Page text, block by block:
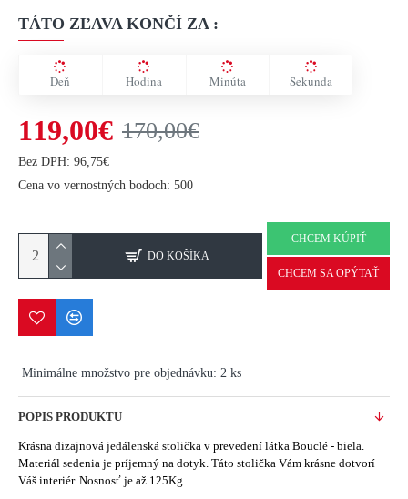
TÁTO ZĽAVA KONČÍ ZA :
Deň Hodina Minúta Sekunda
119,00€ 170,00€
Bez DPH: 96,75€
Cena vo vernostných bodoch: 500
DO KOŠÍKA
CHCEM KÚPIŤ
CHCEM SA OPÝTAŤ
Minimálne množstvo pre objednávku: 2 ks
POPIS PRODUKTU
Krásna dizajnová jedálenská stolička v prevedení látka Bouclé - biela.
Materiál sedenia je príjemný na dotyk. Táto stolička Vám krásne dotvorí
Váš interiér. Nosnosť je až 125Kg.